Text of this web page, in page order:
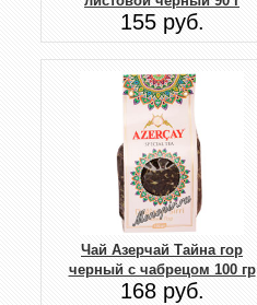
155 руб.
Чай Азерчай Тайна гор
черный с чабрецом 100 гр
168 руб.